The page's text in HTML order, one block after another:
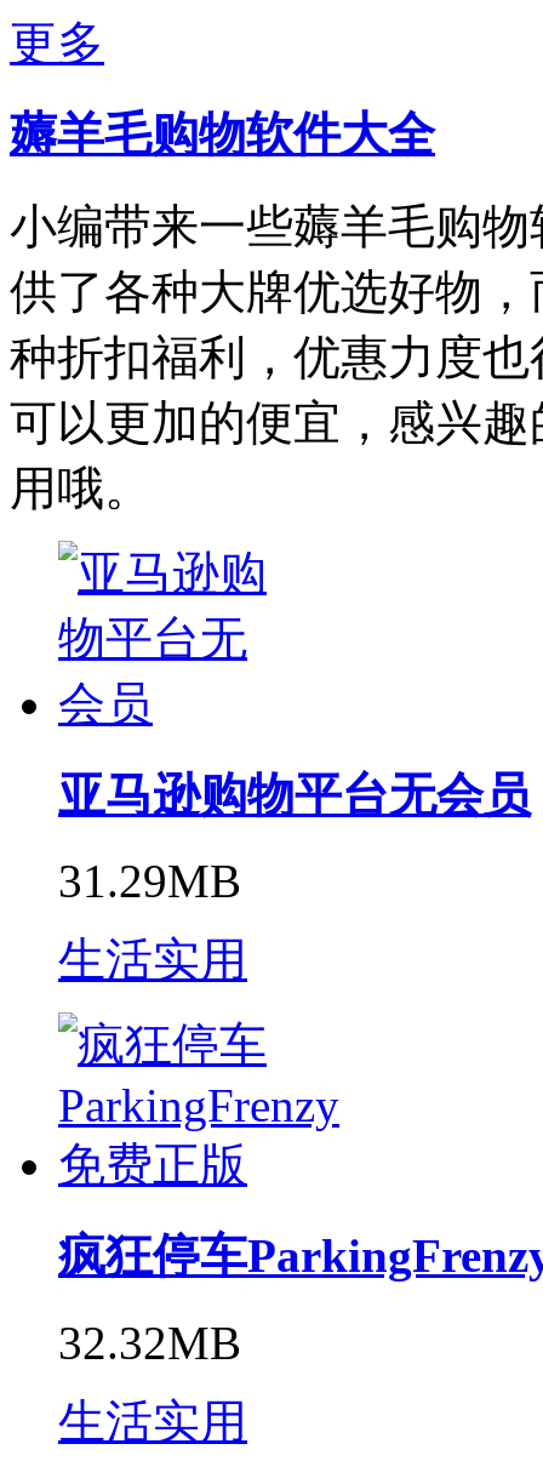
更多
薅羊毛购物软件大全
小编带来一些薅羊毛购
供了各种大牌优选好物
种折扣福利，优惠力度
可以更加的便宜，感兴
用哦。
亚马逊购物平台无会员
31.29MB
生活实用
疯狂停车
32.32MB
生活实用